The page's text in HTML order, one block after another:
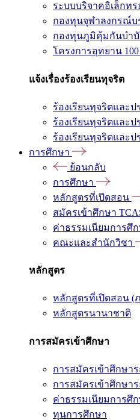
ระบบบริจาคอิเล็กท
กองทุนจุฬาลงกรณ์
กองทุนภูมิคุ้มกันบำบั
โครงการอุทยาน
แจ้งเรื่องร้องเรียนทุจริต
ร้องเรียนทุจริตและ
ร้องเรียนทุจริตและ
ร้องเรียนทุจริตและ
การศึกษา
ย้อนกลับ
การศึกษา
หลักสูตรที่เปิดสอน
สมัครเข้าศึกษา
ค่าธรรมเนียมการศึ
คณะและสำนักวิชา
หลักสูตร
หลักสูตรที่เปิดสอน (
หลักสูตรนานาชาติ
การสมัครเข้าศึกษา
การสมัครเข้าศึกษ
การสมัครเข้าศึกษ
ค่าธรรมเนียมการศึ
ทุนการศึกษา